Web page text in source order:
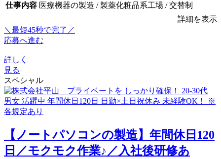
仕事内容 医療機器の製造 / 製薬化粧品系工場 / 交替制
詳細を表示
＼最短45秒で完了／
応募へ進む
詳しく
見る
スペシャル
【ノートパソコンの製造】年間休日120
日／モクモク作業♪／入社後研修あ